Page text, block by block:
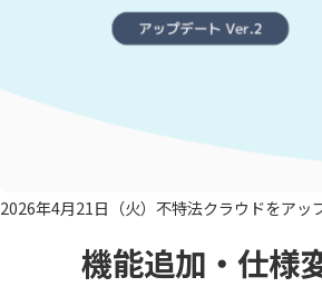
2026年4月21日（火）不特法クラウドをアッ
機能追加・仕様